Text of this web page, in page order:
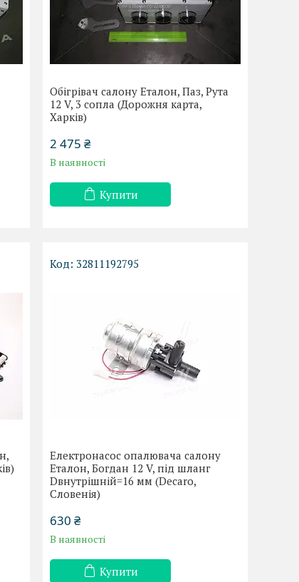
Обігрівач салону Еталон, Паз, Рута
12 V, 3 сопла (Дорожня карта,
Харків)
2 475 ₴
В наявності
Купити
32811192795
Електронасос опалювача салону
Еталон, Богдан 12 V, під шланг
Dвнутрішній=16 мм (Decaro,
Словенія)
630 ₴
В наявності
Купити